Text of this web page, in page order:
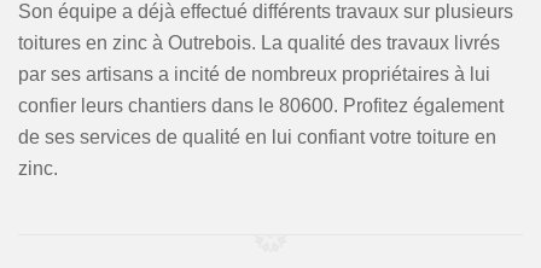
Son équipe a déjà effectué différents travaux sur plusieurs
toitures en zinc à Outrebois. La qualité des travaux livrés
par ses artisans a incité de nombreux propriétaires à lui
confier leurs chantiers dans le 80600. Profitez également
de ses services de qualité en lui confiant votre toiture en
zinc.